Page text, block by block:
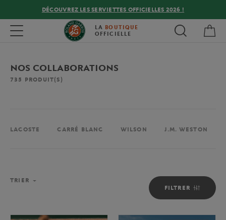
DÉCOUVREZ LES SERVIETTES OFFICIELLES 2026 !
Toggle navigation LA BOUTIQUE
OFFICIELLE
NOS COLLABORATIONS
735 PRODUIT(S)
LACOSTE CARRÉ BLANC WILSON J.M. WESTON
FILTRER
TRIER